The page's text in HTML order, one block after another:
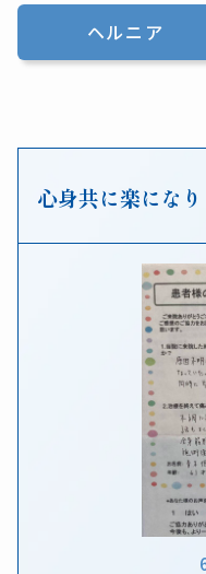
ヘルニア
心身共に楽にな